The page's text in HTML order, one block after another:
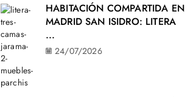
HABITACIÓN COMPARTIDA EN
MADRID SAN ISIDRO: LITERA
...
24/07/2026